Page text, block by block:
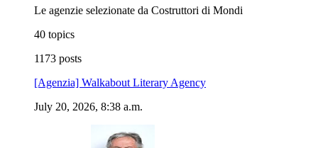
Le agenzie selezionate da Costruttori di Mondi
40 topics
1173 posts
[Agenzia] Walkabout Literary Agency
July 20, 2026, 8:38 a.m.